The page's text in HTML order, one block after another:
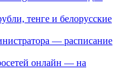
тенге и белорусские
— расписание
онлайн — на